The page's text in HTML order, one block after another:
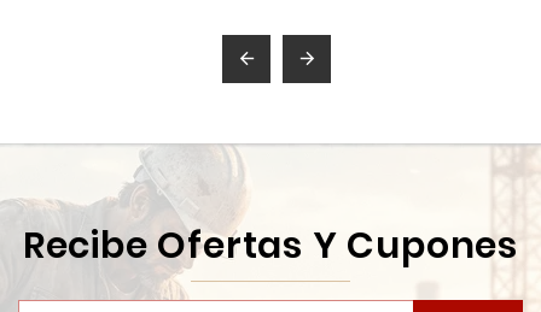
 
Recibe Ofertas Y Cupones